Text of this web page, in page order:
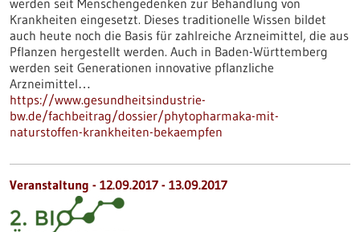
werden seit Menschengedenken zur Behandlung von
Krankheiten eingesetzt. Dieses traditionelle Wissen bildet
auch heute noch die Basis für zahlreiche Arzneimittel, die aus
Pflanzen hergestellt werden. Auch in Baden-Württemberg
werden seit Generationen innovative pflanzliche
Arzneimittel…
https://www.gesundheitsindustrie-
bw.de/fachbeitrag/dossier/phytopharmaka-mit-
naturstoffen-krankheiten-bekaempfen
Veranstaltung - 12.09.2017 - 13.09.2017